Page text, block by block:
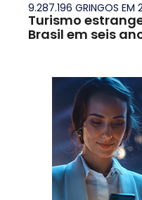
9.287.196 GRINGOS EM
Turismo
Brasil em seis